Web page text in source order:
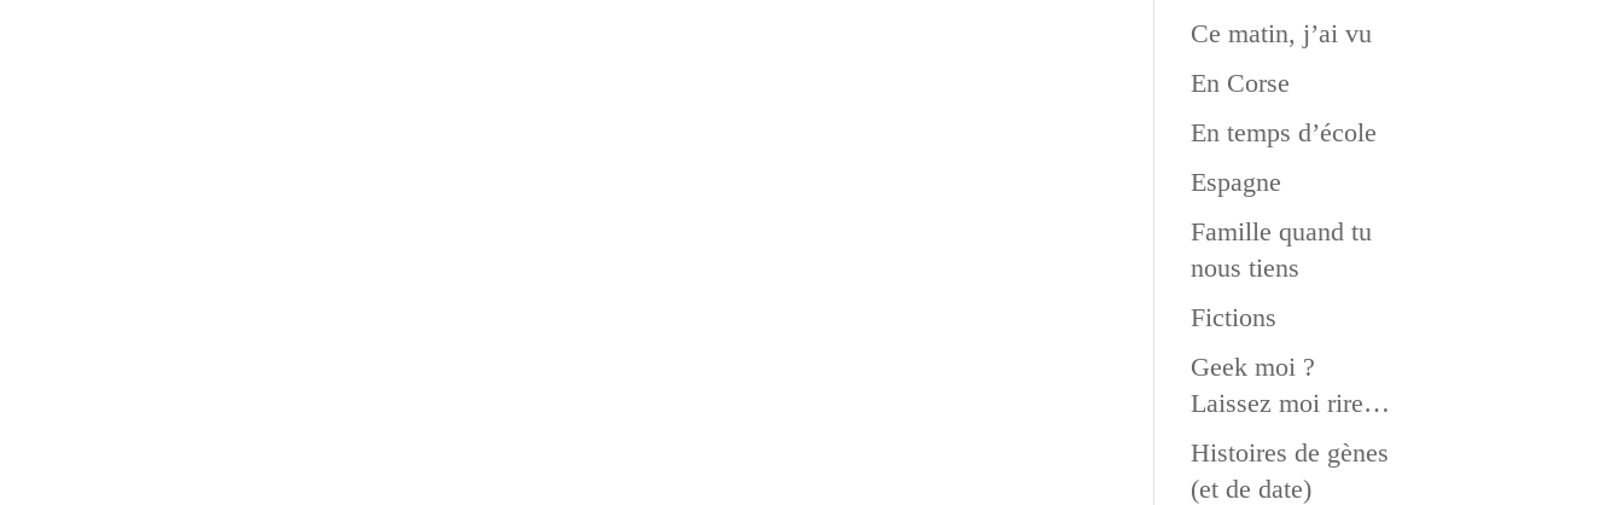
Ce matin, j’ai vu
En Corse
En temps d’école
Espagne
Famille quand tu
nous tiens
Fictions
Geek moi ?
Laissez moi rire…
Histoires de gènes
(et de date)